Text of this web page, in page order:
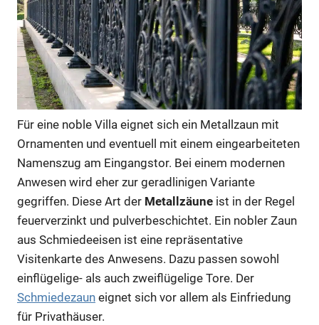
Für eine noble Villa eignet sich ein Metallzaun mit
Ornamenten und eventuell mit einem eingearbeiteten
Namenszug am Eingangstor. Bei einem modernen
Anwesen wird eher zur geradlinigen Variante
gegriffen. Diese Art der Metallzäune ist in der Regel
feuerverzinkt und pulverbeschichtet. Ein nobler Zaun
aus Schmiedeeisen ist eine repräsentative
Visitenkarte des Anwesens. Dazu passen sowohl
einflügelige- als auch zweiflügelige Tore. Der
Schmiedezaun eignet sich vor allem als Einfriedung
für Privathäuser.